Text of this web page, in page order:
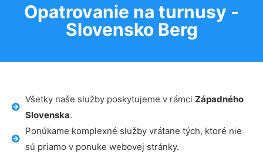
Opatrovanie na turnusy -
Slovensko Berg
Všetky naše služby poskytujeme v rámci Západného
Slovenska.
Ponúkame komplexné služby vrátane tých, ktoré nie
sú priamo v ponuke webovej stránky.